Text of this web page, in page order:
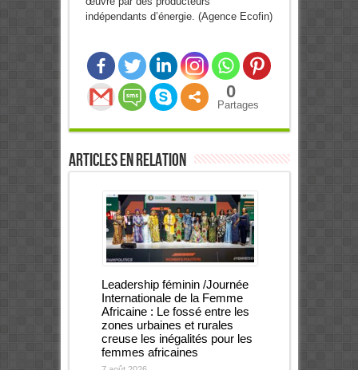
indépendants d’énergie. (Agence Ecofin)
0
Partages
Articles en relation
Leadership féminin /Journée
Internationale de la Femme
Africaine : Le fossé entre les
zones urbaines et rurales
creuse les inégalités pour les
femmes africaines